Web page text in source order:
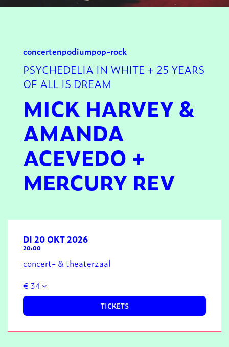
concertenpodiumpop-rock
PSYCHEDELIA IN WHITE + 25 YEARS
OF ALL IS DREAM
MICK HARVEY &
AMANDA
ACEVEDO +
MERCURY REV
DI 20 OKT 2026
20:00
concert- & theaterzaal
€ 34
TICKETS